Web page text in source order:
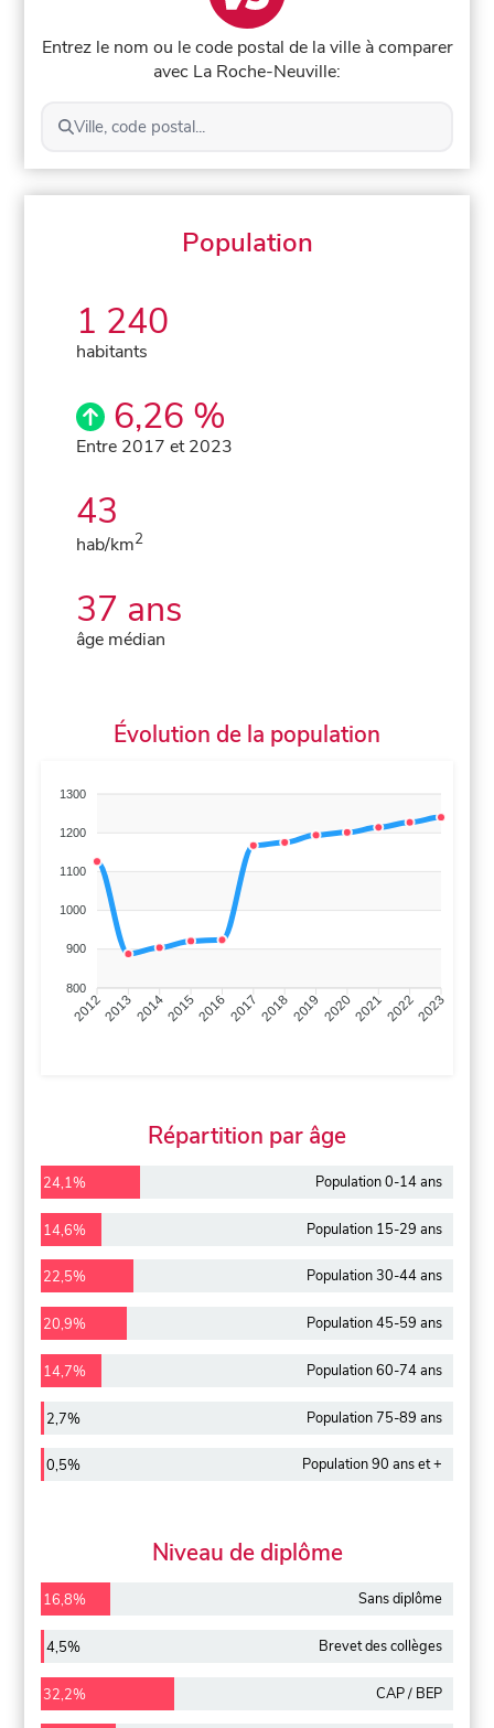
Entrez le nom ou le code postal de la ville à comparer
avec La Roche-Neuville:
Ville, code postal...
Population
1 240
habitants
6,26 %
Entre 2017 et 2023
43
hab/km2
37 ans
âge médian
Évolution de la population
1300
1200
1100
1000
900
800
201220132014201520162017 20182019 2020202120222023
Répartition par âge
24,1% Population 0-14 ans
14,6% Population 15-29 ans
22,5% Population 30-44 ans
20,9% Population 45-59 ans
14,7% Population 60-74 ans
2,7% Population 75-89 ans
0,5% Population 90 ans et +
Niveau de diplôme
16,8% Sans diplôme
4,5% Brevet des collèges
32,2% CAP / BEP